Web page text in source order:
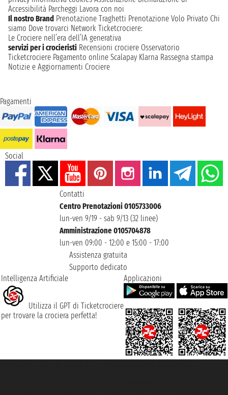
Accessibilità Parcheggi Lavora con noi
Il nostro Brand Prenotazione Traghetti Prenotazione Volo Privato Chi
siamo Dove trovarci Network Ticketcrociere:
Le Crociere nell’era dell’IA generativa
servizi per i crocieristi Recensioni crociere Osservatorio
Ticketcrociere Pagamento online Scalapay Klarna Rassegna stampa
Notizie e Aggiornamenti Crociere
Pagamenti
Social
Contatti
Centro Prenotazioni 0105733006
lun-ven 9/19 - sab 9/13 (32 linee)
Amministrazione 0105704878
lun-ven 09:00 - 12:00 e 15:00 - 17:00
Assistenza gratuita
Supporto dedicato
Intelligenza Artificiale
Utilizza il GPT di Ticketcrociere
per trovare la crociera perfetta!
Applicazioni